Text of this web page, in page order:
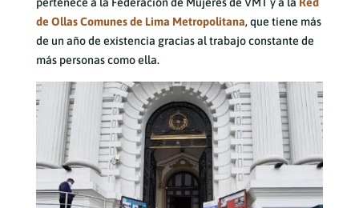
pertenece a la Federación de Mujeres de VMT y a la Red
de Ollas Comunes de Lima Metropolitana, que tiene más
de un año de existencia gracias al trabajo constante de
más personas como ella.